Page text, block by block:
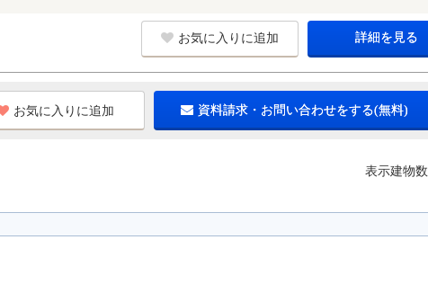
お気に入りに追加 詳細を見る
お気に入りに追加 資料請求・お問い合わせをする(無料)
表示建物数